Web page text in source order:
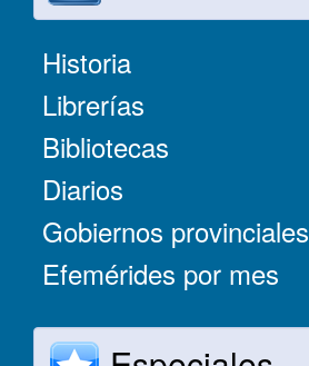
Historia
Librerías
Bibliotecas
Diarios
Gobiernos provinciales
Efemérides por mes